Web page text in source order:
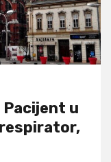
Pacijent u